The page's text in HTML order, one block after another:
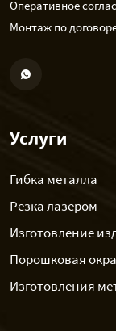
Оперативное
Монтаж по
Услуги
Гибка металла
Резка лазером
Изготовление
Порошковая
Изготовления